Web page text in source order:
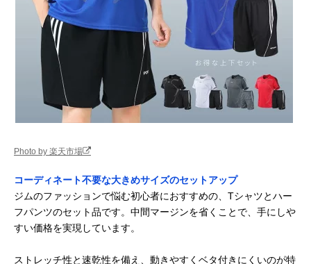
Photo by 楽天市場
コーディネート不要な大きめサイズのセットアップ
ジムのファッションで悩む初心者におすすめの、Tシャツとハー
フパンツのセット品です。中間マージンを省くことで、手にしや
すい価格を実現しています。
ストレッチ性と速乾性を備え、動きやすくベタ付きにくいのが特